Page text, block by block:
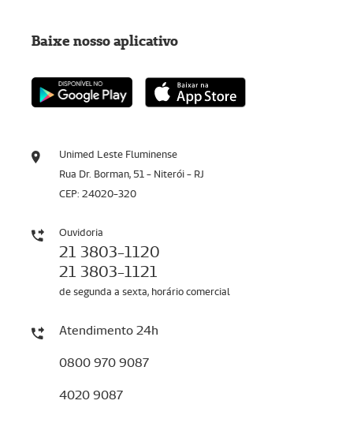
Unimed Leste Fluminense
Rua Dr. Borman, 51 - Niterói - RJ
CEP: 24020-320
Ouvidoria
21 3803-1120
21 3803-1121
de segunda a sexta, horário comercial
Atendimento 24h
0800 970 9087
4020 9087
Baixe nosso aplicativo